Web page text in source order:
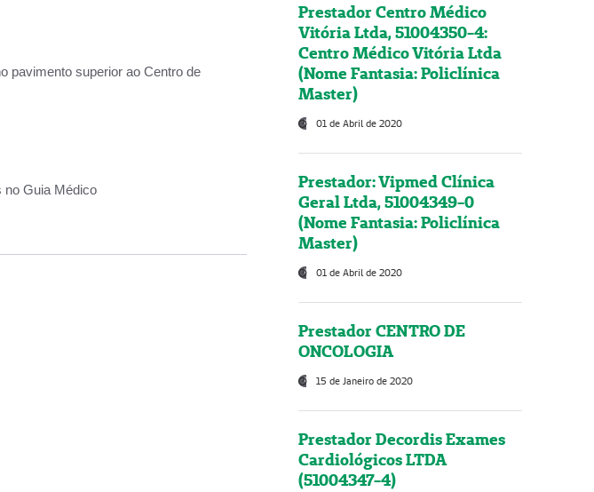
pavimento superior ao Centro de
no Guia Médico
Prestador Centro Médico
Vitória Ltda, 51004350-4:
Centro Médico Vitória Ltda
(Nome Fantasia: Policlínica
Master)
01 de Abril de 2020
Prestador: Vipmed Clínica
Geral Ltda, 51004349-0
(Nome Fantasia: Policlínica
Master)
01 de Abril de 2020
Prestador CENTRO DE
ONCOLOGIA
15 de Janeiro de 2020
Prestador Decordis Exames
Cardiológicos LTDA
(51004347-4)